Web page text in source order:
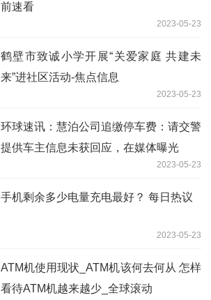
前速看
2023-05-23
鹤壁市致诚小学开展“关爱家庭 共建未
来”进社区活动-焦点信息
2023-05-23
环球速讯：慧泊公司追缴停车费：请交警
提供车主信息未获回应，在媒体曝光
2023-05-23
手机剩余多少电量充电最好？ 每日热议
2023-05-23
ATM机使用现状_ATM机该何去何从 怎样
看待ATM机越来越少_全球滚动